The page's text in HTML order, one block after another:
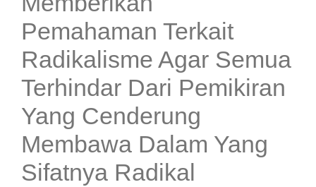
Pemahaman Terkait
Radikalisme Agar Semua
Terhindar Dari Pemikiran
Yang Cenderung
Membawa Dalam Yang
Sifatnya Radikal